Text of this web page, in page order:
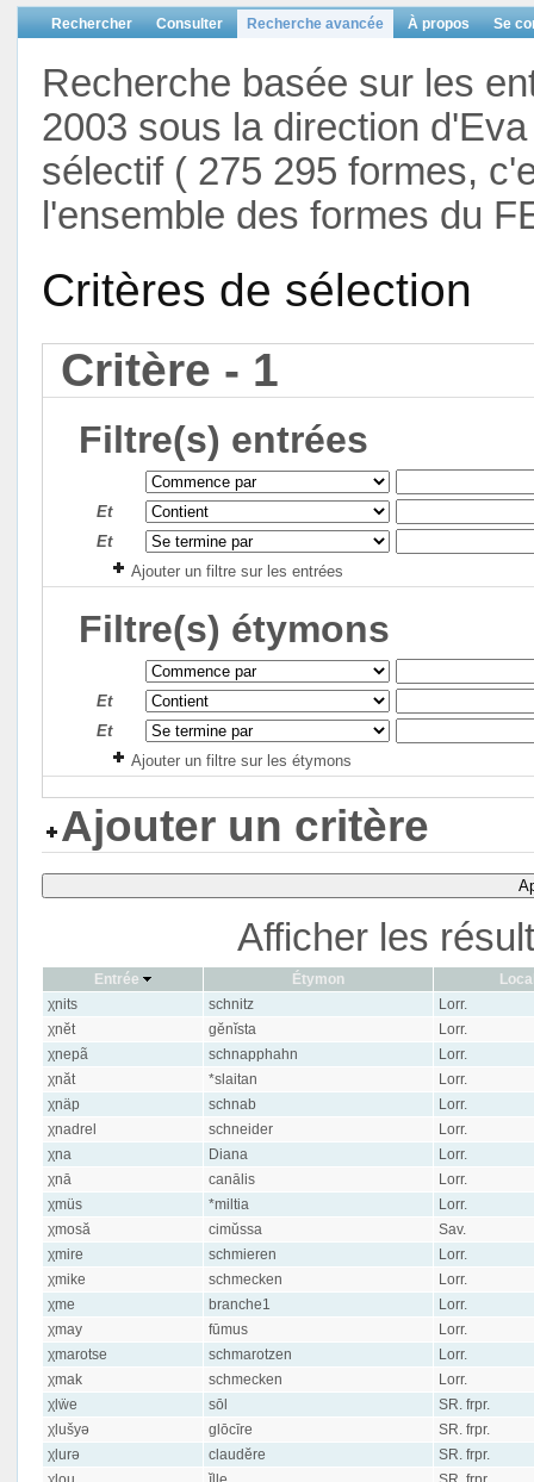
Rechercher Consulter Recherche avancée À propos Se
Recherche basée sur les
2003 sous la direction
sélectif ( 275 295 formes,
l'ensemble des formes du
Critères de sélection
Critère - 1
Filtre(s) entrées
Et
Et
Ajouter un filtre sur les entrées
Filtre(s) étymons
Et
Et
Ajouter un filtre sur les étymons
Ajouter un critère
Afficher les
Entrée Étymon
χnits
schnitz
Lorr.
χnĕt
gĕnĭsta
Lorr.
χnepã
schnapphahn
Lorr.
χnăt
*slaitan
Lorr.
χnäp
schnab
Lorr.
χnadrel
schneider
Lorr.
χna
Diana
Lorr.
χnā
canālis
Lorr.
χmüs
*miltia
Lorr.
χmosă
cimŭssa
Sav.
χmire
schmieren
Lorr.
χmike
schmecken
Lorr.
χme
branche1
Lorr.
χmay
fūmus
Lorr.
χmarotse
schmarotzen
Lorr.
χmak
schmecken
Lorr.
χlẅe
sōl
SR. frpr.
χlušyə
glōcīre
SR. frpr.
χlurə
claudĕre
SR. frpr.